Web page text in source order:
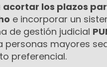
acortar los plazos
e incorporar un
de gestión judicial
personas mayores
preferencial.